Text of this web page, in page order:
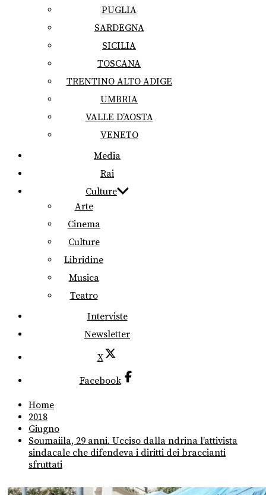
PUGLIA
SARDEGNA
SICILIA
TOSCANA
TRENTINO ALTO ADIGE
UMBRIA
VALLE D’AOSTA
VENETO
Media
Rai
Culture
Arte
Cinema
Culture
Libridine
Musica
Teatro
Interviste
Newsletter
X
Facebook
Home
2018
Giugno
Soumaiila, 29 anni. Ucciso dalla ndrina l’attivista
sindacale che difendeva i diritti dei braccianti
sfruttati